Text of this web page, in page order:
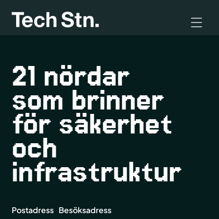
21 nördar
som brinner
för säkerhet
och
infrastruktur
Postadress Besöksadress